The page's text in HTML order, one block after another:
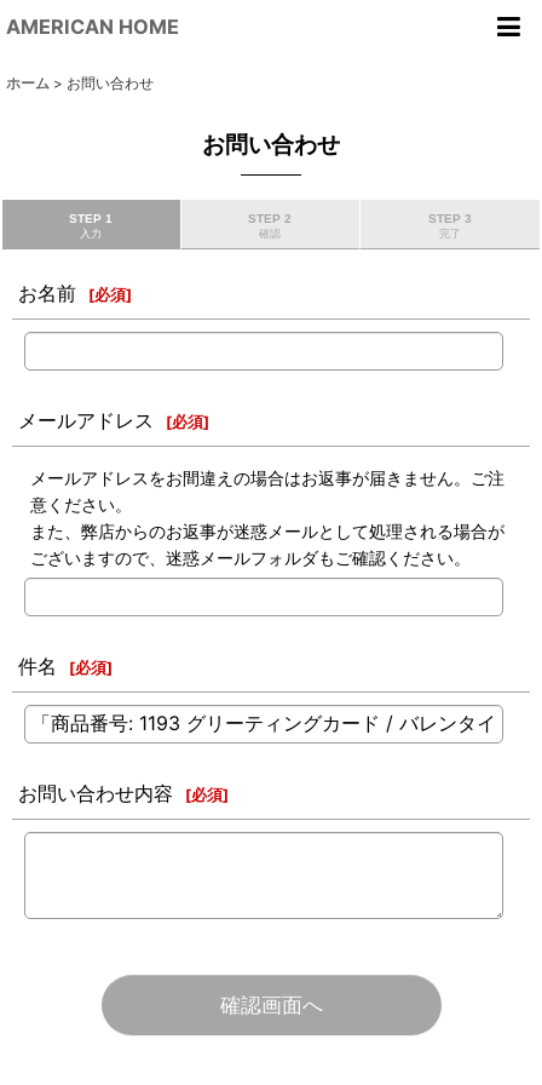
AMERICAN HOME
ホーム > お問い合わせ
お問い合わせ
STEP 1
入力
STEP 2
確認
STEP 3
完了
お名前 [必須]
メールアドレス [必須]
メールアドレスをお間違えの場合はお返事が届きません。ご注
意ください。
また、弊店からのお返事が迷惑メールとして処理される場合が
ございますので、迷惑メールフォルダもご確認ください。
件名 [必須]
お問い合わせ内容 [必須]
確認画面へ